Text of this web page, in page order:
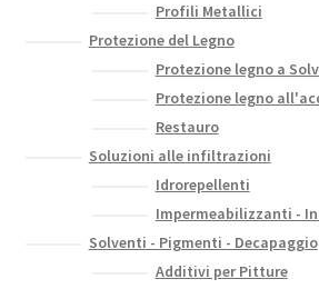
Profili Metallici
Protezione del Legno
Protezione legno a
Protezione legno
Restauro
Soluzioni alle infiltrazioni
Idrorepellenti
Impermeabilizzanti -
Solventi - Pigmenti - Decapaggio
Additivi per Pitture